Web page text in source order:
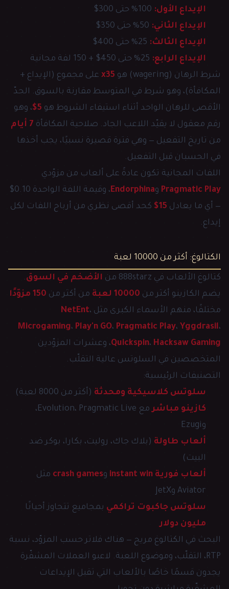
الإيداع الأول:
الإيداع الثاني:
الإيداع الثالث:
الإيداع الرابع:
شرط الرهان (wagering) هو
x35 على مجموع (الإيداع +
المكافأة)، وهو شرط في المتوسط مقارنة بالسوق. الحدّ
الأقصى للرهان الواحد أثناء استيفاء الشروط هو 5$
، وهو
رقم معقول لا يقيّد اللاعب الجاد. صلاحية المكافأة 7 أيام
من تاريخ التفعيل — وهي فترة قصيرة نسبيًا، يجب أخذها
في الحسبان قبل التفعيل.
اللفات المجانية تكون عادةً على ألعاب من مزوّدي
Pragmatic Play وEndorphina
، وقيمة اللفة الواحدة 0.10$
— أي ما يعادل 15$
كحد أقصى نظري من أرباح اللفات لكل
إيداع.
الكتالوغ: أكثر من 10000 لعبة
كتالوغ الألعاب في 888starz من الأضخم في السوق.
يضم الكازينو أكثر من 10000 لعبة من أكثر من 150 مزوّدًا
مختلفًا، منهم الأسماء الكبرى مثل NetEnt،
Microgaming، Play'n GO، Pragmatic Play، Yggdrasil،
Quickspin، Hacksaw Gaming
، وعشرات المزوّدين
المتخصصين في السلوتس عالية التقلّب.
التصنيفات الرئيسية:
سلوتس كلاسيكية ومحدثة (أكثر من 8000 لعبة)
كازينو مباشر
مع Evolution، Pragmatic Live،
وEzugi
ألعاب طاولة (بلاك جاك، روليت، بكارا، بوكر ضد
البيت)
ألعاب فورية instant win
وcrash games مثل
Aviator وJetX
سلوتس جاكبوت تراكمي بمجاميع تتجاوز أحيانًا
مليون دولار
البحث في الكتالوغ مريح — هناك فلاتر حسب المزوّد، نسبة
RTP، التقلّب، وموضوع اللعبة. لاعبو العملات المشفّرة
يجدون قسمًا خاصًا بالألعاب التي تقبل الإيداعات